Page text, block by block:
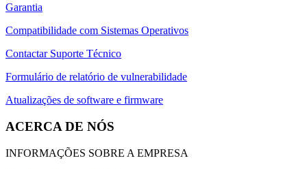
Garantia
Compatibilidade com Sistemas Operativos
Contactar Suporte Técnico
Formulário de relatório de vulnerabilidade
Atualizações de software e firmware
ACERCA DE NÓS
INFORMAÇÕES SOBRE A EMPRESA